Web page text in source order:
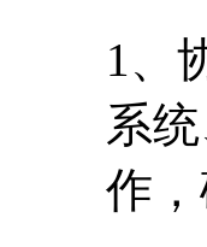
1、
系
作